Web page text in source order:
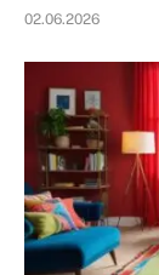
02.06.2026